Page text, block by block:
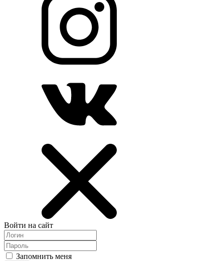
Войти на сайт
Запомнить меня